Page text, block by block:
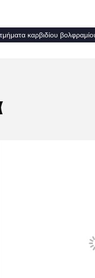
τμήματα καρβιδίου